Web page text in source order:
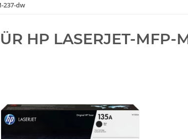
237-dw
HP LASERJET-MFP-